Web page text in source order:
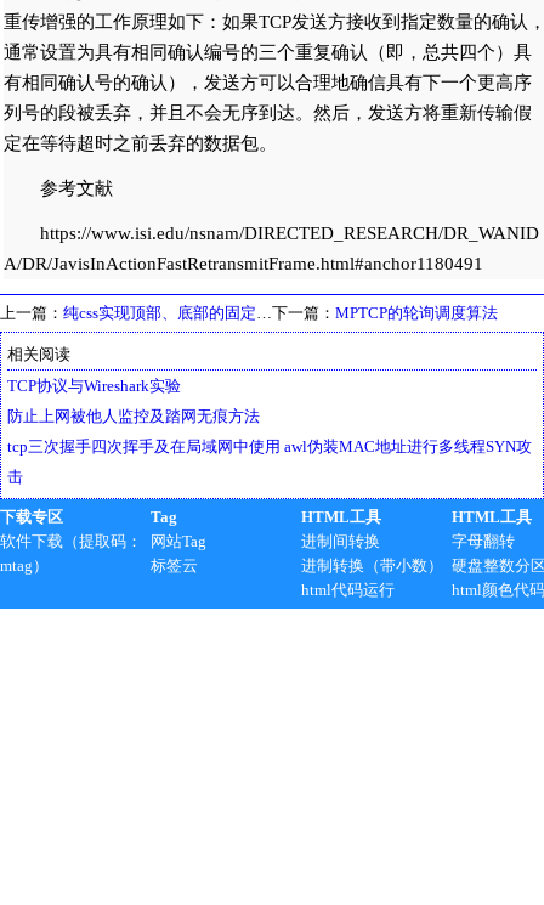
重传增强的工作原理如下：如果TCP发送方接收到指定数量的确认
通常设置为具有相同确认编号的三个重复确认（即，总共四个）具
有相同确认号的确认），发送方可以合理地确信具有下一个更高序
列号的段被丢弃，并且不会无序到达。然后，发送方将重新传输假
定在等待超时之前丢弃的数据包。
参考文献
https://www.isi.edu/nsnam/DIRECTED_RESEARCH/DR_WANID
A/DR/JavisInActionFastRetransmitFrame.html#anchor1180491
上一篇： 纯css实现顶部、底部的固定菜单源码 下一篇： MPTCP的轮询调度算法
相关阅读
TCP协议与Wireshark实验
防止上网被他人监控及踏网无痕方法
tcp三次握手四次挥手及在局域网中使用 awl伪装MAC地址进行多线程SYN攻
击
下载专区
软件下载（提取码：
mtag）
Tag
网站Tag
标签云
HTML工具
进制间转换
进制转换（带小数）
html代码运行
HTML工具
字母翻转
硬盘整数分
html颜色代码